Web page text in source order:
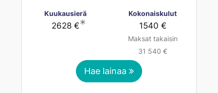
Kuukausierä
2628 €∗
Kokonaiskulut
1540 €
Maksat takaisin
31 540 €
Hae lainaa